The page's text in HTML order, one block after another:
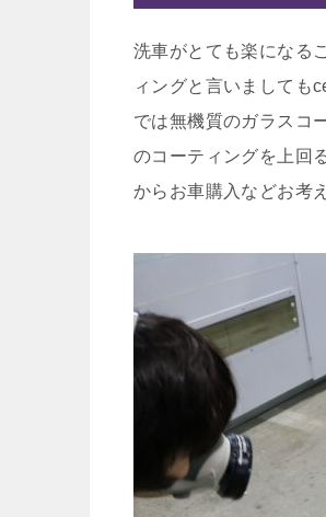
洗車がとても楽になる
ィングと言いましても
では無機質のガラスコ
のコーティングを上回
からお車購入などお考